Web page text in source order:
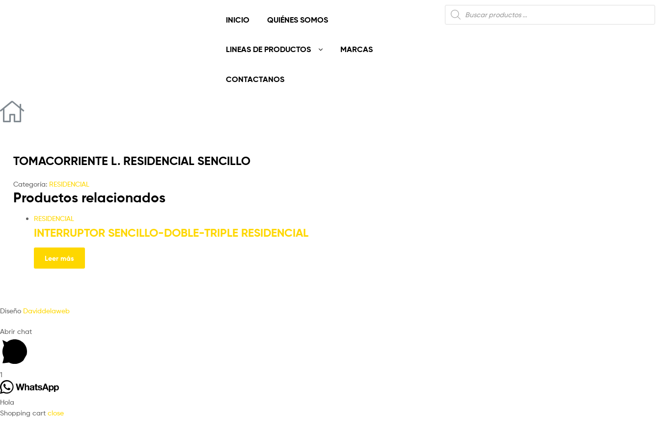
INICIO QUIÉNES SOMOS
LINEAS DE PRODUCTOS MARCAS
CONTACTANOS
TOMACORRIENTE L. RESIDENCIAL SENCILLO
Categoría: RESIDENCIAL
Productos relacionados
RESIDENCIAL
INTERRUPTOR SENCILLO-DOBLE-TRIPLE RESIDENCIAL
Leer más
Diseño Daviddelaweb
Abrir chat
1
Hola
Shopping cart close